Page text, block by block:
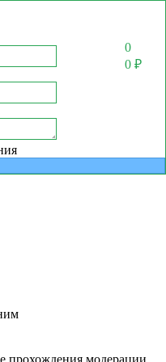
прохождения модерации
0
0 ₽